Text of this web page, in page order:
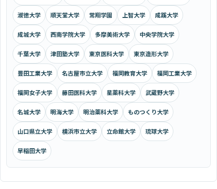
淑徳大学 順天堂大学 常翔学園 上智大学 成蹊大学
成城大学 西南学院大学 多摩美術大学 中央学院大学
千葉大学 津田塾大学 東京医科大学 東京造形大学
豊田工業大学 名古屋市立大学 福岡教育大学 福岡工業大学
福岡女子大学 藤田医科大学 星薬科大学 武蔵野大学
名城大学 明海大学 明治薬科大学 ものつくり大学
山口県立大学 横浜市立大学 立命館大学 琉球大学
早稲田大学